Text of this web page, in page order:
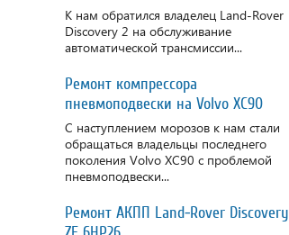
К нам обратился владелец Land-Rover
Discovery 2 на обслуживание
автоматической трансмиссии...
Ремонт компрессора
пневмоподвески на Volvo XC90
С наступлением морозов к нам стали
обращаться владельцы последнего
поколения Volvo XC90 с проблемой
пневмоподвески...
Ремонт АКПП Land-Rover Discovery